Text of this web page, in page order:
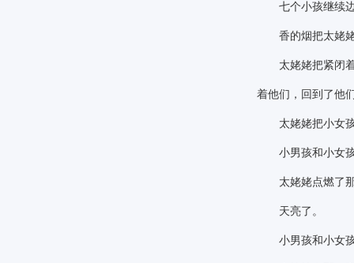
七个小孩继续边
香的烟把太姥姥
太姥姥把紧闭着
着他们，回到了他
太姥姥把小女孩
小男孩和小女孩
太姥姥点燃了那
天亮了。
小男孩和小女孩